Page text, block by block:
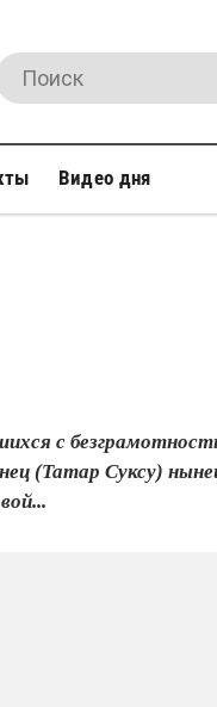
Видео дня
с
(Татар Суксу)